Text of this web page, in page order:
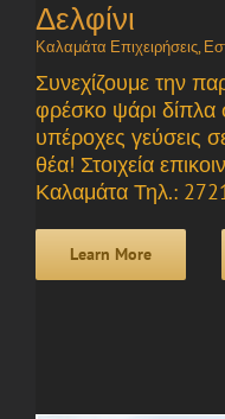
Δελφίνι
Καλαμάτα Επιχειρήσεις,
Συνεχίζουμε την
φρέσκο ψάρι
υπέροχες γεύσεις
θέα! Στοιχεία
Καλαμάτα Τηλ.:
Learn More